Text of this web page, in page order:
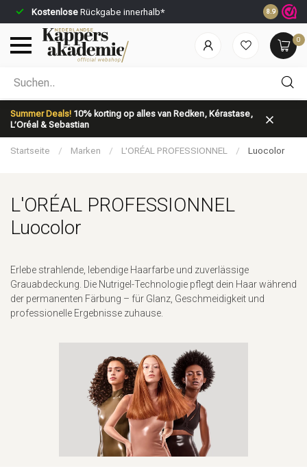
Kostenlose Rückgabe innerhalb* Vor 23:59
8.9
0
Summer Deals! 10% korting op alles van Redken, Kérastase,
L’Oréal & Sebastian
Nach welcher Kategorie suchst du?
Startseite / Marken / L'ORÉAL PROFESSIONNEL / Luocolor
L'ORÉAL PROFESSIONNEL
Luocolor
Erlebe strahlende, lebendige Haarfarbe und zuverlässige
Grauabdeckung. Die Nutrigel-Technologie pflegt dein Haar während
der permanenten Färbung – für Glanz, Geschmeidigkeit und
professionelle Ergebnisse zuhause.